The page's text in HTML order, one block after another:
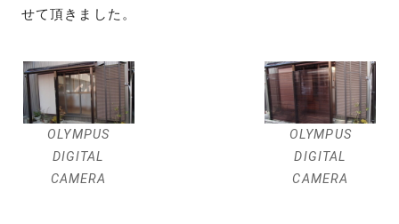
せて頂きました。
OLYMPUS
DIGITAL
CAMERA
OLYMPUS
DIGITAL
CAMERA